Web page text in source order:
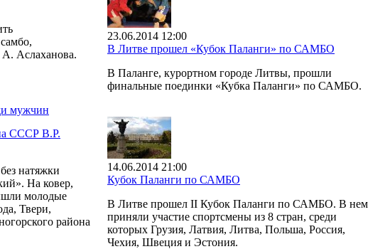
Аслаханова.
мужчин
СССР В.Р.
натяжки
На ковер,
молодые
Твери,
района
23.06.2014 12:00
В Литве прошел «Кубок Паланги» по САМБО
В Паланге, курортном городе Литвы, прошли
финальные поединки «Кубка Паланги» по САМБО.
14.06.2014 21:00
Кубок Паланги по САМБО
В Литве прошел II Кубок Паланги по САМБО. В нем
приняли участие спортсмены из 8 стран, среди
которых Грузия, Латвия, Литва, Польша, Россия,
Чехия, Швеция и Эстония.